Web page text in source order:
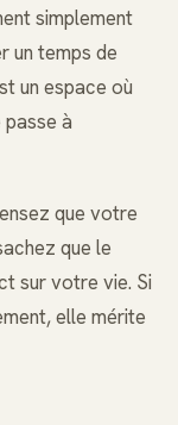
simplement
un temps de
un espace où
à
que votre
que le
sur votre vie. Si
elle mérite